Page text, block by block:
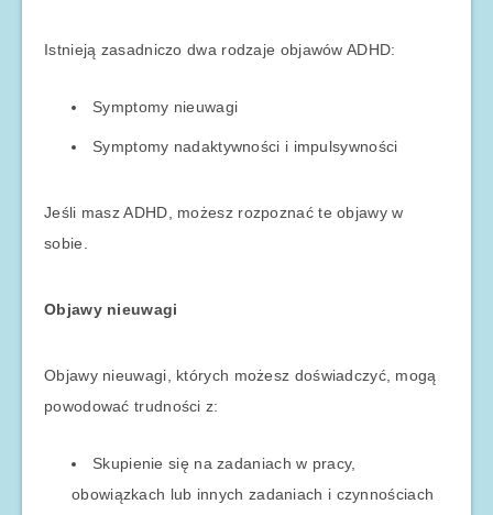
Istnieją zasadniczo dwa rodzaje objawów ADHD:
Symptomy nieuwagi
Symptomy nadaktywności i impulsywności
Jeśli masz ADHD, możesz rozpoznać te objawy w
sobie.
Objawy nieuwagi
Objawy nieuwagi, których możesz doświadczyć, mogą
powodować trudności z:
Skupienie się na zadaniach w pracy,
obowiązkach lub innych zadaniach i czynnościach